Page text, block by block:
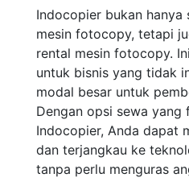
Indocopier bukan
mesin fotocopy, tetapi
rental mesin fotocopy.
untuk bisnis yang tidak
modal besar untuk
Dengan opsi sewa yang
Indocopier, Anda dapat
dan terjangkau ke
tanpa perlu menguras